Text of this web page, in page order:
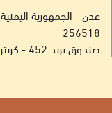
عدن - الجمهورية اليمنية
256518
صندوق بريد 452 - كريتر - عدن - الجمهورية اليمنية